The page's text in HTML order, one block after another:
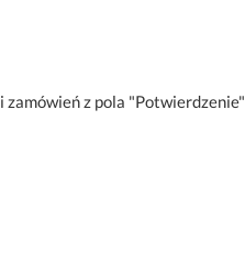
z pola "Potwierdzenie"